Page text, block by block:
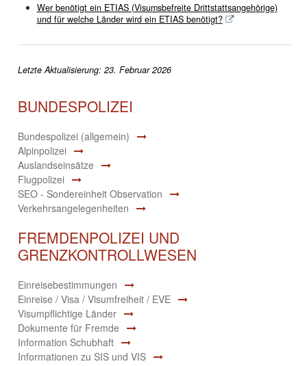
Wer benötigt ein ETIAS (Visumsbefreite Drittstattsangehörige)
und für welche Länder wird ein ETIAS benötigt?
Letzte Aktualisierung: 23. Februar 2026
BUNDESPOLIZEI
Bundespolizei (allgemein)
Alpinpolizei
Auslandseinsätze
Flugpolizei
SEO - Sondereinheit Observation
Verkehrsangelegenheiten
FREMDENPOLIZEI UND
GRENZKONTROLLWESEN
Einreisebestimmungen
Einreise / Visa / Visumfreiheit / EVE
Visumpflichtige Länder
Dokumente für Fremde
Information Schubhaft
Informationen zu SIS und VIS